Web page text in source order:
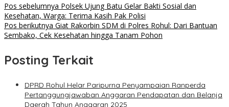
Navigasi
pos
Pos sebelumnya Polsek Ujung Batu Gelar Bakti Sosial dan
Kesehatan, Warga: Terima Kasih Pak Polisi
Pos berikutnya Giat Rakorbin SDM di Polres Rohul: Dari Bantuan
Sembako, Cek Kesehatan hingga Tanam Pohon
Posting Terkait
DPRD Rohul Helar Paripurna Penyampaian Ranperda
Pertanggungjawaban Anggaran Pendapatan dan Belanja
Daerah Tahun Anggaran 2025